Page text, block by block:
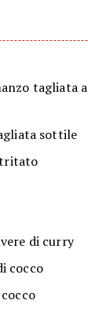
tagliata a
sottile
tritato
di curry
cocco